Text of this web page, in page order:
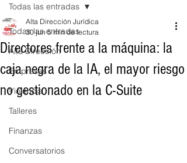
Todas las entradas
Alta Dirección
Empresas
Violencia
Talleres
Finanzas
Conversatorios
Todas las entradas
Directores frente a la máquina: la
caja negra de la IA, el mayor riesgo
no gestionado en la C-Suite
Alta Dirección Jurídica
30 jun 5 min de lectura